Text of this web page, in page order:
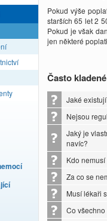
Pokud výše
starších 65 let 2
Pokud je však
jen některé
Často
Jaké
Nejsou
Jaký je
navíc?
Kdo
Za co se
Musí lékaři
Co